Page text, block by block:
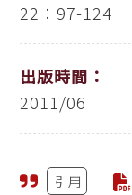
22：97-124
出版時間：
2011/06
引用